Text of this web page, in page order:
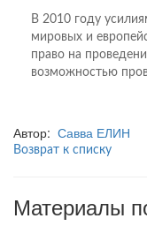
В 2010 году
мировых и
право на
возможностью
Автор: Савва ЕЛИН
Возврат к списку
Материалы